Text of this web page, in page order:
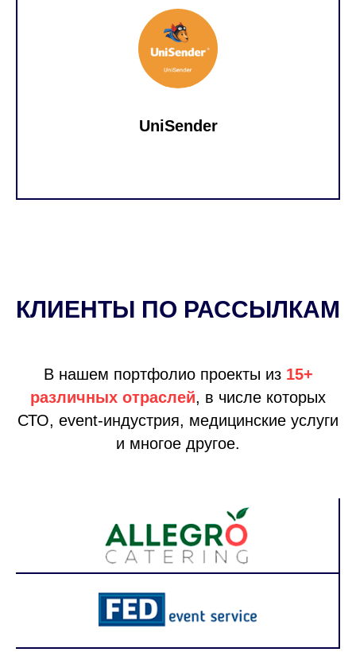
UniSender
КЛИЕНТЫ ПО РАССЫЛКАМ
В нашем портфолио проекты из 15+
различных отраслей, в числе которых
СТО, event-индустрия, медицинские услуги
и многое другое.